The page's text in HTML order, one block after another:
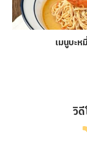
เมนูบะ
วิ